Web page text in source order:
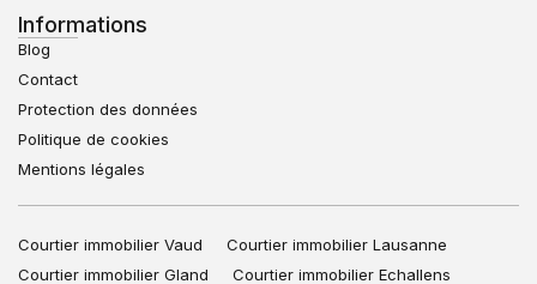
Informations
Blog
Contact
Protection des données
Politique de cookies
Mentions légales
Courtier immobilier Vaud
Courtier immobilier Lausanne
Courtier immobilier Gland
Courtier immobilier Echallens